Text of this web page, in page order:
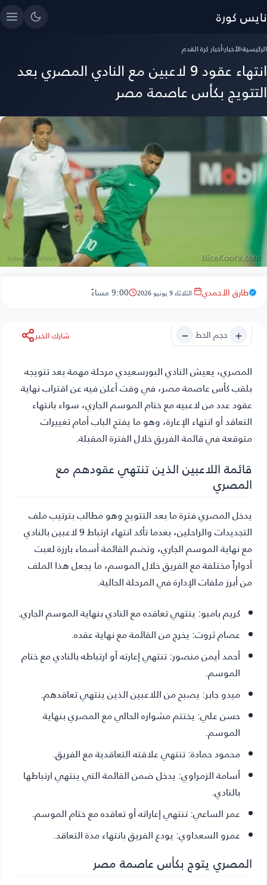
نايس كورة
الرئيسية›الأخبار›أخبار كرة القدم
انتهاء عقود 9 لاعبين مع النادي المصري بعد
التتويج بكأس عاصمة مصر
طارق الأحمدي الثلاثاء 9 يونيو 2026 9:00 مساءً
+ حجم الخط − شارك الخبر
المصري، يعيش النادي البورسعيدي مرحلة مهمة بعد تتويجه
بلقب كأس عاصمة مصر، في وقت أعلن فيه عن اقتراب نهاية
عقود عدد من لاعبيه مع ختام الموسم الجاري، سواء بانتهاء
التعاقد أو انتهاء الإعارة، وهو ما يفتح الباب أمام تغييرات
متوقعة في قائمة الفريق خلال الفترة المقبلة.
قائمة اللاعبين الذين تنتهي عقودهم مع
المصري
يدخل المصري فترة ما بعد التتويج وهو مطالب بترتيب ملف
التجديدات والراحلين، بعدما تأكد انتهاء ارتباط 9 لاعبين بالنادي
مع نهاية الموسم الجاري، وتضم القائمة أسماء بارزة لعبت
أدواراً مختلفة مع الفريق خلال الموسم، ما يجعل هذا الملف
من أبرز ملفات الإدارة في المرحلة الحالية.
كريم بامبو: ينتهي تعاقده مع النادي بنهاية الموسم الجاري.
عصام ثروت: يخرج من القائمة مع نهاية عقده.
أحمد أيمن منصور:تنتهي إعارته أو ارتباطه بالنادي مع ختام
الموسم.
ميدو جابر: يصبح من اللاعبين الذين ينتهي تعاقدهم.
حسن علي: يختتم مشواره الحالي مع المصري بنهاية
الموسم.
محمود حمادة:تنتهي علاقته التعاقدية مع الفريق.
أسامة الزمراوي: يدخل ضمن القائمة التي ينتهي ارتباطها
بالنادي.
عمر الساعي:تنتهي إعاراته أو تعاقده مع ختام الموسم.
عمرو السعداوي: يودع الفريق بانتهاء مدة التعاقد.
المصري يتوج بكأس عاصمة مصر